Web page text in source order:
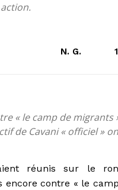
N. G.
« le camp de migrants
de Cavani « officiel »
réunis sur le
contre « le